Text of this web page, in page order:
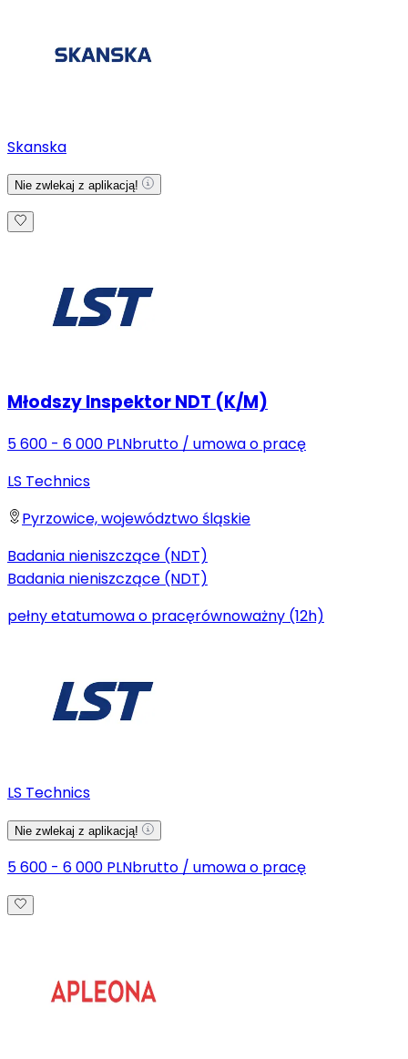
Skanska
Nie zwlekaj z aplikacją!
Młodszy Inspektor NDT (K/M)
5 600 - 6 000 PLNbrutto / umowa o pracę
LS Technics
Pyrzowice, województwo śląskie
Badania nieniszczące (NDT)
Badania nieniszczące (NDT)
pełny etatumowa o pracęrównoważny (12h)
LS Technics
Nie zwlekaj z aplikacją!
5 600 - 6 000 PLNbrutto / umowa o pracę